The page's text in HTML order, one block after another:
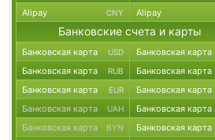
Alipay CNY Alipay
Банковские счета и карты
Банковская карта USD Банковская карта
Банковская карта RUB Банковская карта
Банковская карта EUR Банковская карта
Банковская карта UAH Банковская карта
Банковская карта BYN Банковская карта